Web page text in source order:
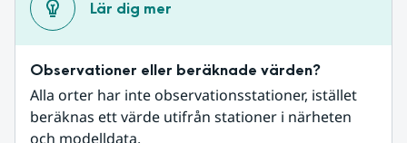
Lär dig mer
Observationer eller beräknade värden?
Alla orter har inte observationsstationer, istället
beräknas ett värde utifrån stationer i närheten
och modelldata.